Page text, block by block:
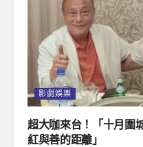
影劇娛樂
超大咖來台！「十月圍
紅與善的距離」